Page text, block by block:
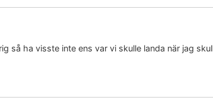
så ha visste inte ens var vi skulle landa när jag